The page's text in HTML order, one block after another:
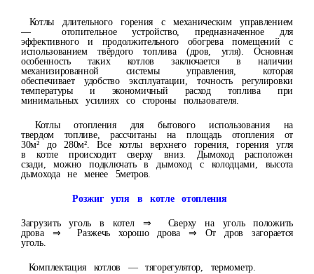
Котлы длительного горения с механическим управлением
— отопительное устройство, предназначенное для
эффективного и продолжительного обогрева помещений с
использованием твёрдого топлива (дров, угля). Основная
особенность таких котлов заключается в наличии
механизированной системы управления, которая
обеспечивает удобство эксплуатации, точность регулировки
температуры и экономичный расход топлива при
минимальных усилиях со стороны пользователя.
Котлы отопления для бытового использования на
твердом топливе, рассчитаны на площадь отопления от
30м² до 280м². Все котлы верхнего горения, горения угля
в котле происходит сверху вниз. Дымоход расположен
сзади, можно подключать в дымоход с колодцами, высота
дымохода не менее 5метров.
Розжиг угля в котле отопления
Загрузить уголь в котел ⇒ Сверху на уголь положить
дрова ⇒ Разжечь хорошо дрова ⇒ От дров загорается
уголь.
Комплектация котлов — тягорегулятор, термометр.